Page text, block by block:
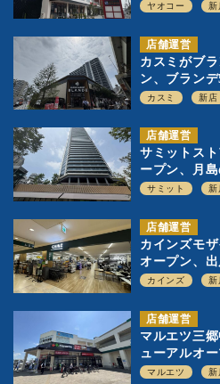
浦和店とは生
ヤオコー 新
店舗運営
カスミがブ
ン、ブラン
一方で通常店
カスミ 新店
店舗運営
サミットス
ープン、月
ン1階に生鮮
サミット 新
店舗運営
カインズモ
オープン、
SC2階の都市
カインズ 新
店舗運営
マルエツ三
ューアルオ
ル」の実験を
マルエツ 新